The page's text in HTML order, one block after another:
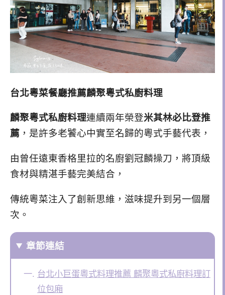
台北粵菜餐廳推薦麟聚粵式私廚料理
麟聚粵式私廚料理連續兩年榮登米其林必比登推
薦 ， 是許多老饕心中實至名歸的粵式手藝代表，
由曾任遠東香格里拉的名廚劉冠麟操刀， 將頂級
食材與精湛手藝完美結合，
傳統粵菜注入了創新思維，滋味提升到另一個層
次。
章節連結
台北小巨蛋粵式料理推薦 麟聚粵式私廚料理訂
位包廂